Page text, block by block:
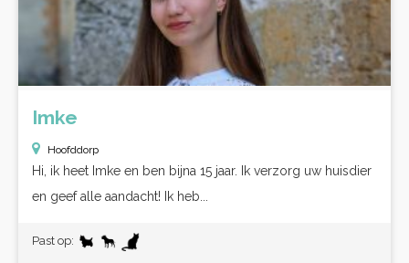
Imke
Hoofddorp
Hi, ik heet Imke en ben bijna 15 jaar. Ik verzorg uw huisdier
en geef alle aandacht! Ik heb...
Past op: